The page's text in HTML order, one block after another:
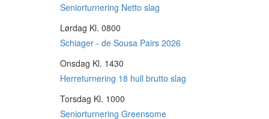
Seniorturnering Netto slag
Lørdag Kl. 0800
Schiager - de Sousa Pairs 2026
Onsdag Kl. 1430
Herreturnering 18 hull brutto slag
Torsdag Kl. 1000
Seniorturnering Greensome